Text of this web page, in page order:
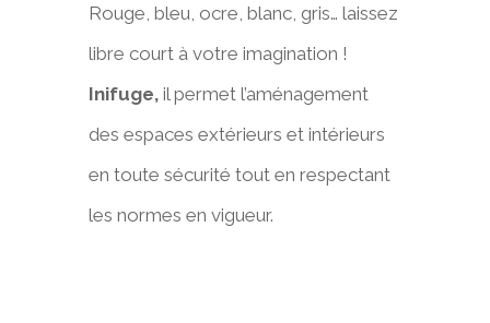
Rouge, bleu, ocre, blanc, gris… laissez
libre court à votre imagination !
Inifuge,il permet l’aménagement
des espaces extérieurs et intérieurs
en toute sécurité tout en respectant
les normes en vigueur.